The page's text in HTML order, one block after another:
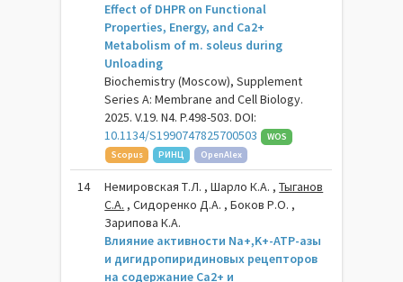
Effect of DHPR on Functional
Properties, Energy, and Ca2+
Metabolism of m. soleus during
Unloading
Biochemistry (Moscow), Supplement
Series A: Membrane and Cell Biology.
2025. V.19. N4. P.498-503. DOI:
10.1134/S1990747825700503
WOS
Scopus
РИНЦ OpenAlex
14 Немировская Т.Л. , Шарло К.А. ,Тыганов
С.А. , Сидоренко Д.А. , Боков Р.О. ,
Зарипова К.А.
Влияние активности Na+,K+-ATP-азы
и дигидропиридиновых рецепторов
на содержание Ca2+ и